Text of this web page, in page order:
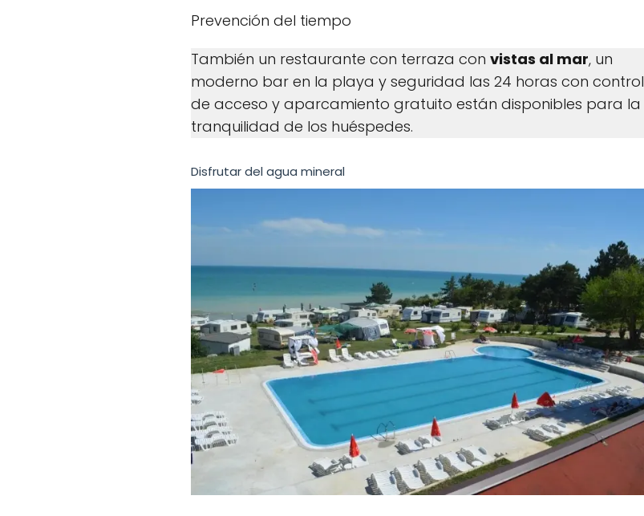
Prevención del tiempo
También un restaurante con terraza con vistas al mar, un
moderno bar en la playa y seguridad las 24 horas con control
de acceso y aparcamiento gratuito están disponibles para la
tranquilidad de los huéspedes.
Disfrutar del agua mineral